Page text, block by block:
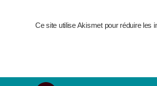
Ce site utilise Akismet pour réduire les